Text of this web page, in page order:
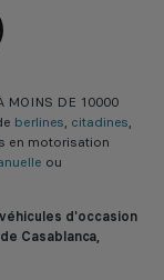
MOINS DE 10000
berlines, citadines,
en motorisation
ou
d'occasion
Casablanca,